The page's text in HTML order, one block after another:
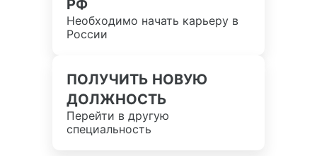
РФ
Необходимо начать карьеру в
России
ПОЛУЧИТЬ НОВУЮ
ДОЛЖНОСТЬ
Перейти в другую
специальность